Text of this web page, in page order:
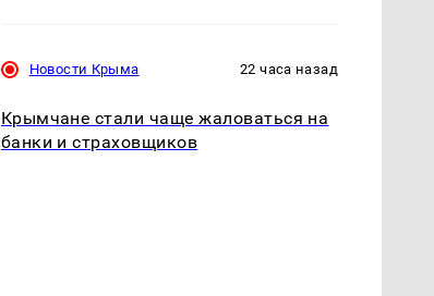
Новости Крыма 22 часа назад
Крымчане стали чаще жаловаться на
банки и страховщиков